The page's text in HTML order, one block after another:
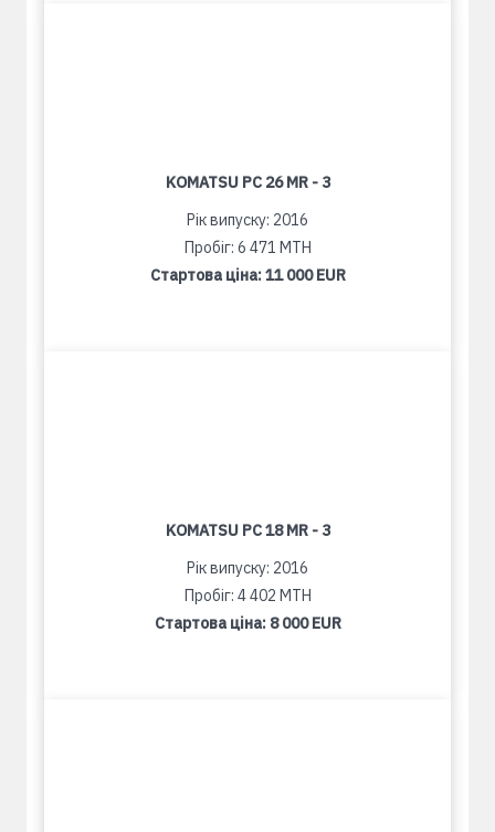
KOMATSU PC 26 MR - 3
Рік випуску: 2016
Пробіг: 6 471 MTH
Стартова ціна:11 000 EUR
KOMATSU PC 18 MR - 3
Рік випуску: 2016
Пробіг: 4 402 MTH
Стартова ціна: 8 000 EUR